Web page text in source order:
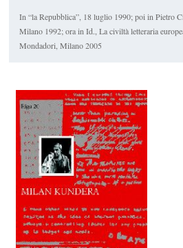
In “la Repubblica”, 18 luglio 1990; poi in Pietro
Milano 1992; ora in Id.,La civiltà letteraria
Mondadori, Milano 2005